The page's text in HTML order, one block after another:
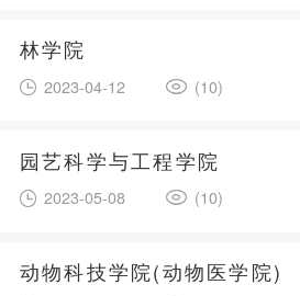
林学院
2023-04-12 (10)
园艺科学与工程学院
2023-05-08 (10)
动物科技学院(动物医学院)